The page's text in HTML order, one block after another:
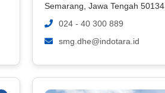
Semarang, Jawa Tengah 50134
024 - 40 300 889
smg.dhe@indotara.id